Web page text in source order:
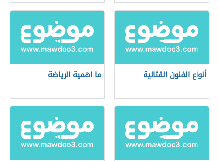
أنواع الفنون القتالية ما اهمية الرياضة